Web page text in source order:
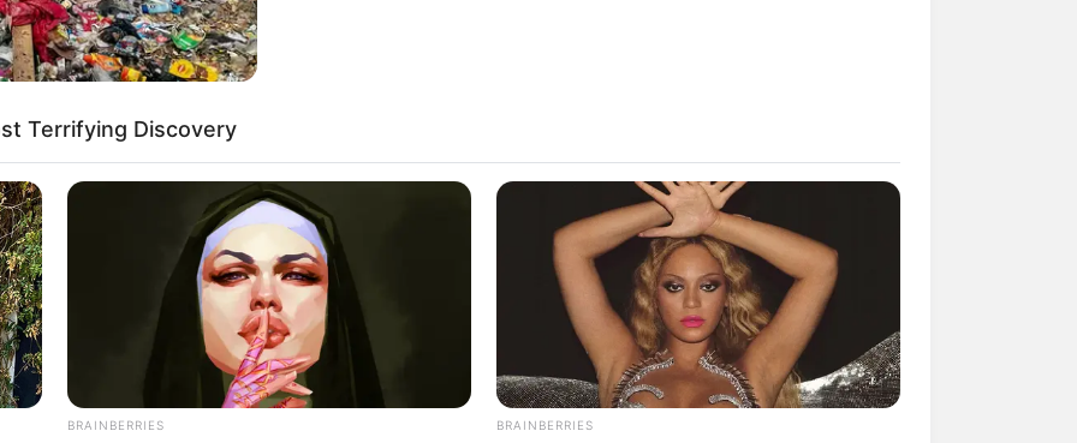
Beispiel gilt die ab 1246 erbaute Klosterkirche St. Trinitatis, die mit ihren weit
der Stadt ist.
Friedrich Schinkel wurde hier der berühmteste Baumeister des deutschen Klassizismus geboren.
Löwenapotheke bezeichneten Geschäft sein Gewerbe betrieb. Unter den zahlreichen Werken
Reisebeschreibungen der Grafschaft Ruppin und der Mark Brandenburg. Ihm zu Ehren trägt
Fontanestadt.
mit touristischen Informationen über Neuruppin:
Terrifying Discovery
BRAINBERRIES BRAINBERRIES